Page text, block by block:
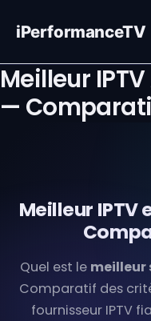
naar
inhoud
iPerformanceTV
Meilleur
—
Meilleur IPTV
Quel est le meilleur
Comparatif des
fournisseur IPTV